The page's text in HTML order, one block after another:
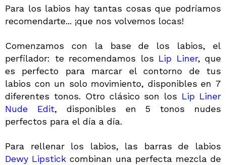
Para los labios hay tantas cosas que podríamos
recomendarte... ¡que nos volvemos locas!
Comenzamos con la base de los labios, el
perfilador: te recomendamos los Lip Liner, que
es perfecto para marcar el contorno de tus
labios con un solo movimiento, disponibles en 7
diferentes tonos. Otro clásico son los Lip Liner
Nude Edit, disponibles en 5 tonos nudes
perfectos para el día a día.
Para rellenar los labios, las barras de labios
Dewy Lipstick combinan una perfecta mezcla de